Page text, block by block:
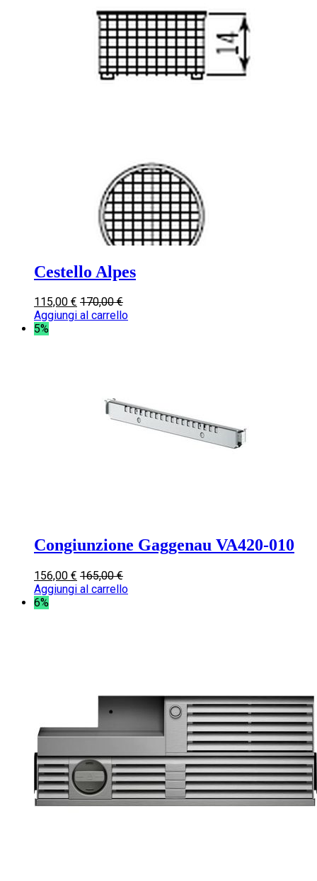
Cestello Alpes
115,00 € 170,00€
Aggiungi al carrello
5%
Congiunzione Gaggenau VA420-010
156,00 € 165,00€
Aggiungi al carrello
6%